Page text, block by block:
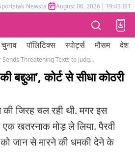
Newstak Mumbai Tak Astrotak
August 06, 2026 | 19:43 IST
चुनाव पॉलिटिक्स स्पोर्ट्स मौसम देश
Lawyer Sends Threatening Texts to Judge Amid Heated Child Custody Battle
बद्दुआ’, कोर्ट से सीधा कोठरी
जिरह चल रही थी. मगर इस
खतरनाक मोड़ ले लिया. पैरवी
जान से मारने की धमकी देने के